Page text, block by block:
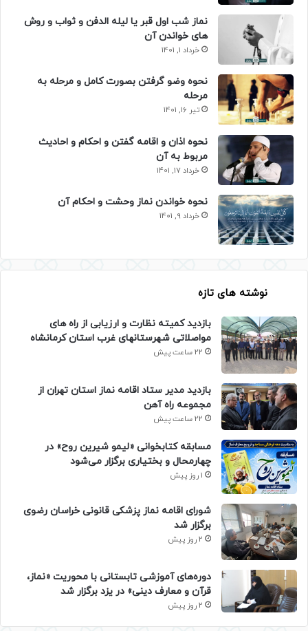
نماز شب اول قبر یا لیله الدفن و ثواب و روش
های خواندن آن
خرداد 1, 1401
نحوه وضو گرفتن بصورت کامل و مرحله به
مرحله
تیر 16, 1401
نحوه اذان و اقامه گفتن و احکام و احادیث
مربوط به آن
خرداد 17, 1401
نحوه خواندن نماز وحشت و احکام آن
خرداد 9, 1401
نوشته های تازه
بازدید کمیته نظارت و ارزیابی از راه های
مواصلاتی شهرستانهای غرب استان کرمانشاه
22 ساعت پیش
بازدید مدیر ستاد اقامه نماز استان تهران از
مجموعه راه آهن
22 ساعت پیش
مسابقه کتابخوانی «لیمو شیرین روح» در
چهارمحال و بختیاری برگزار می‌شود
1 روز پیش
شورای اقامه نماز پزشکی قانونی خراسان رضوی
برگزار شد
2 روز پیش
دوره‌های آموزشی تابستانی با محوریت «نماز،
قرآن و معارف دینی» در یزد برگزار شد
2 روز پیش